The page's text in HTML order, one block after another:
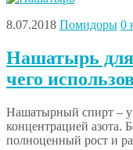
8.07.2018 Помидоры 0
Нашатырь
чего
Нашатырный спирт –
концентрацией азота.
полноценный рост и